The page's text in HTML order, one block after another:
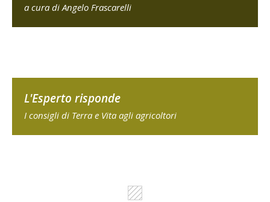
a cura di Angelo Frascarelli
L'Esperto risponde
I consigli di Terra e Vita agli agricoltori